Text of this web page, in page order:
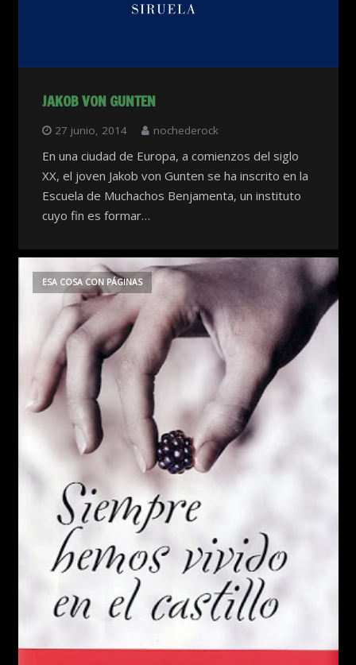
JAKOB VON GUNTEN
27 junio, 2014 nochederock
En una ciudad de Europa, a comienzos del siglo
XX, el joven Jakob von Gunten se ha inscrito en la
Escuela de Muchachos Benjamenta, un instituto
cuyo fin es formar…
ESA COSA CON PÁGINAS